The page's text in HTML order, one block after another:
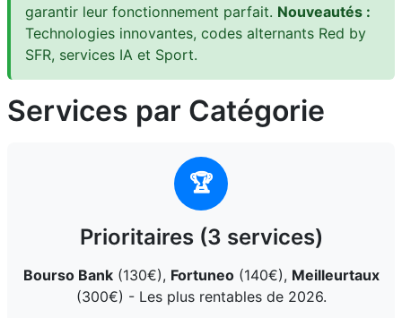
garantir leur fonctionnement parfait. Nouveautés :
Technologies innovantes, codes alternants Red by
SFR, services IA et Sport.
Services par Catégorie
🏆
Prioritaires (3 services)
Bourso Bank(130€), Fortuneo(140€), Meilleurtaux
(300€) - Les plus rentables de 2026.